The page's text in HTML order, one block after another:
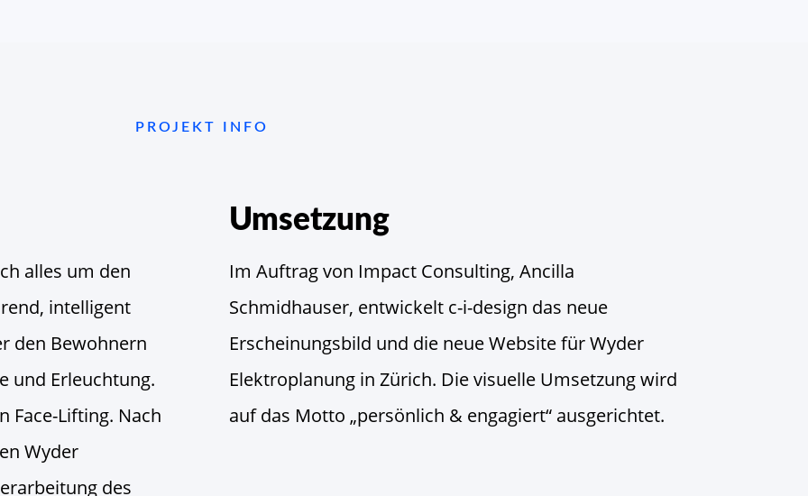
PROJEKT INFO
alles um den
intelligent
den Bewohnern
und Erleuchtung.
Face-Lifting. Nach
Wyder
des
Umsetzung
Im Auftrag von Impact Consulting, Ancilla
Schmidhauser, entwickelt c-i-design das neue
Erscheinungsbild und die neue Website für Wyder
Elektroplanung in Zürich. Die visuelle Umsetzung wird
auf das Motto „persönlich & engagiert“ ausgerichtet.